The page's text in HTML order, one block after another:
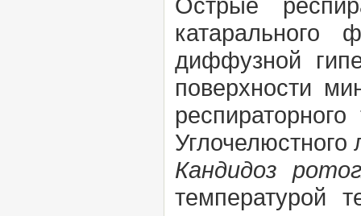
катарального
диффузной
поверхности
Кандидоз
температурой